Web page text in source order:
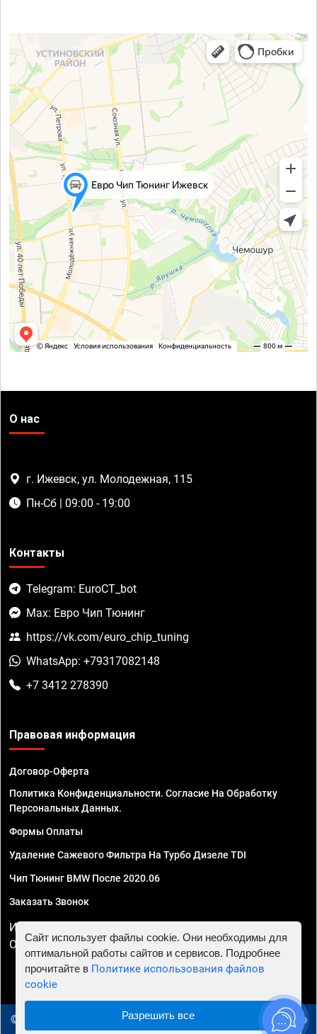
О нас
г. Ижевск, ул. Молодежная, 115
Пн-Сб | 09:00 - 19:00
Контакты
Telegram: EuroCT_bot
Max: Евро Чип Тюнинг
https://vk.com/euro_chip_tuning
WhatsApp: +79317082148
+7 3412 278390
Правовая информация
Договор-Оферта
Политика Конфиденциальности. Согласие На Обработку
Персональных Данных.
Формы Оплаты
Удаление Сажевого Фильтра На Турбо Дизеле TDI
Чип Тюнинг BMW После 2020.06
Заказать Звонок
ИП Смирнов Георгий Павлович. ИНН 781302555843,
ОГРНИП 324470400032610
© 2010 - 2026 Чип тюнинг в Ижевске - Автосервис "Евро
Сайт использует файлы cookie. Они необходимы для
оптимальной работы сайтов и сервисов. Подробнее
прочитайте в Политике использования файлов
cookie
Разрешить все